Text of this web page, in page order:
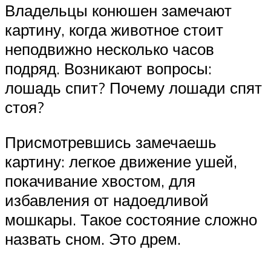
Владельцы конюшен замечают
картину, когда животное стоит
неподвижно несколько часов
подряд. Возникают вопросы:
лошадь спит? Почему лошади спят
стоя?
Присмотревшись замечаешь
картину: легкое движение ушей,
покачивание хвостом, для
избавления от надоедливой
мошкары. Такое состояние сложно
назвать сном. Это дрем.